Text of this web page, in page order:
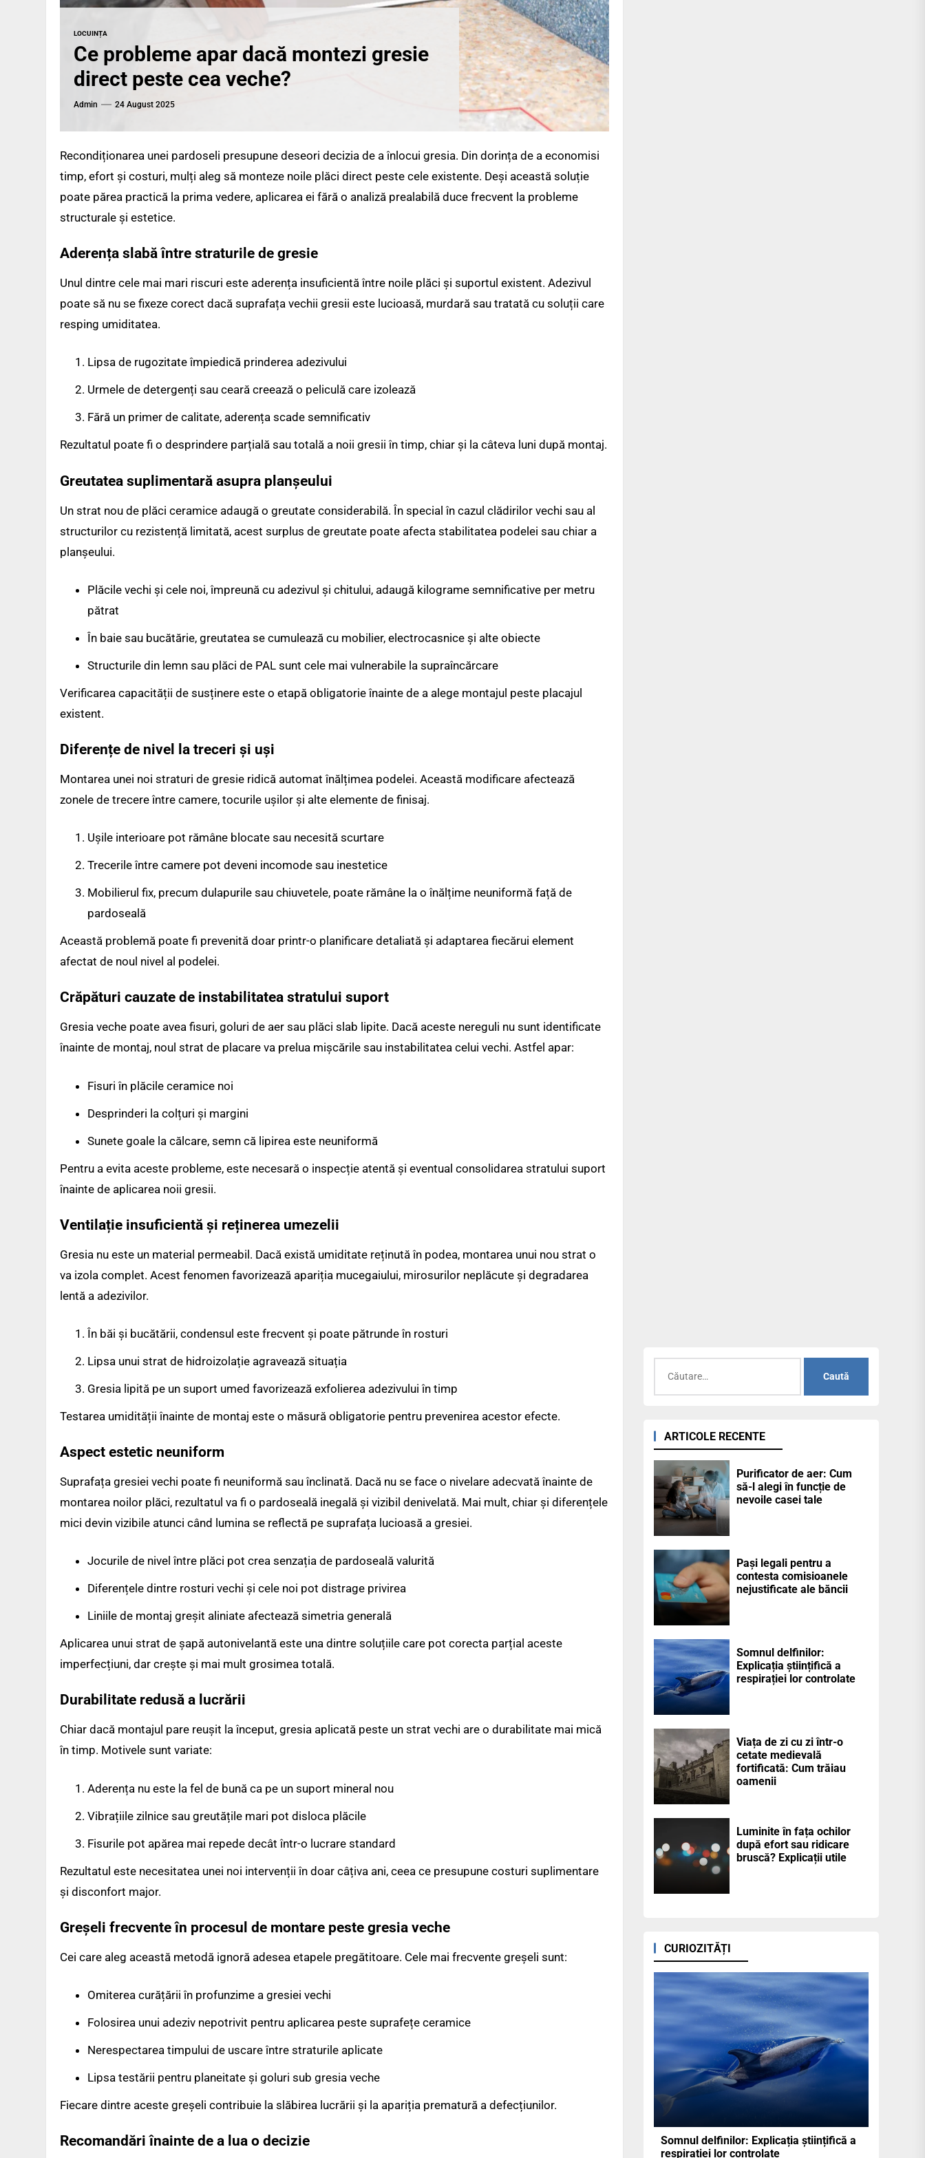
LOCUINȚA
Ce probleme apar dacă montezi gresie
direct peste cea veche?
Admin 24 August 2025
Recondiționarea unei pardoseli presupune deseori decizia de a înlocui gresia. Din dorința de a economisi
timp, efort și costuri, mulți aleg să monteze noile plăci direct peste cele existente. Deși această soluție
poate părea practică la prima vedere, aplicarea ei fără o analiză prealabilă duce frecvent la probleme
structurale și estetice.
Aderența slabă între straturile de gresie
Unul dintre cele mai mari riscuri este aderența insuficientă între noile plăci și suportul existent. Adezivul
poate să nu se fixeze corect dacă suprafața vechii gresii este lucioasă, murdară sau tratată cu soluții care
resping umiditatea.
Lipsa de rugozitate împiedică prinderea adezivului
Urmele de detergenți sau ceară creează o peliculă care izolează
Fără un primer de calitate, aderența scade semnificativ
Rezultatul poate fi o desprindere parțială sau totală a noii gresii în timp, chiar și la câteva luni după montaj.
Greutatea suplimentară asupra planșeului
Un strat nou de plăci ceramice adaugă o greutate considerabilă. În special în cazul clădirilor vechi sau al
structurilor cu rezistență limitată, acest surplus de greutate poate afecta stabilitatea podelei sau chiar a
planșeului.
Plăcile vechi și cele noi, împreună cu adezivul și chitului, adaugă kilograme semnificative per metru
pătrat
În baie sau bucătărie, greutatea se cumulează cu mobilier, electrocasnice și alte obiecte
Structurile din lemn sau plăci de PAL sunt cele mai vulnerabile la supraîncărcare
Verificarea capacității de susținere este o etapă obligatorie înainte de a alege montajul peste placajul
existent.
Diferențe de nivel la treceri și uși
Montarea unei noi straturi de gresie ridică automat înălțimea podelei. Această modificare afectează
zonele de trecere între camere, tocurile ușilor și alte elemente de finisaj.
Ușile interioare pot rămâne blocate sau necesită scurtare
Trecerile între camere pot deveni incomode sau inestetice
Mobilierul fix, precum dulapurile sau chiuvetele, poate rămâne la o înălțime neuniformă față de
pardoseală
Această problemă poate fi prevenită doar printr-o planificare detaliată și adaptarea fiecărui element
afectat de noul nivel al podelei.
Crăpături cauzate de instabilitatea stratului suport
Gresia veche poate avea fisuri, goluri de aer sau plăci slab lipite. Dacă aceste nereguli nu sunt identificate
înainte de montaj, noul strat de placare va prelua mișcările sau instabilitatea celui vechi. Astfel apar:
Fisuri în plăcile ceramice noi
Desprinderi la colțuri și margini
Sunete goale la călcare, semn că lipirea este neuniformă
Pentru a evita aceste probleme, este necesară o inspecție atentă și eventual consolidarea stratului suport
înainte de aplicarea noii gresii.
Ventilație insuficientă și reținerea umezelii
Gresia nu este un material permeabil. Dacă există umiditate reținută în podea, montarea unui nou strat o
va izola complet. Acest fenomen favorizează apariția mucegaiului, mirosurilor neplăcute și degradarea
lentă a adezivilor.
În băi și bucătării, condensul este frecvent și poate pătrunde în rosturi
Lipsa unui strat de hidroizolație agravează situația
Gresia lipită pe un suport umed favorizează exfolierea adezivului în timp
Testarea umidității înainte de montaj este o măsură obligatorie pentru prevenirea acestor efecte.
Aspect estetic neuniform
Suprafața gresiei vechi poate fi neuniformă sau înclinată. Dacă nu se face o nivelare adecvată înainte de
montarea noilor plăci, rezultatul va fi o pardoseală inegală și vizibil denivelată. Mai mult, chiar și diferențele
mici devin vizibile atunci când lumina se reflectă pe suprafața lucioasă a gresiei.
Jocurile de nivel între plăci pot crea senzația de pardoseală valurită
Diferențele dintre rosturi vechi și cele noi pot distrage privirea
Liniile de montaj greșit aliniate afectează simetria generală
Aplicarea unui strat de șapă autonivelantă este una dintre soluțiile care pot corecta parțial aceste
imperfecțiuni, dar crește și mai mult grosimea totală.
Durabilitate redusă a lucrării
Chiar dacă montajul pare reușit la început, gresia aplicată peste un strat vechi are o durabilitate mai mică
în timp. Motivele sunt variate:
Aderența nu este la fel de bună ca pe un suport mineral nou
Vibrațiile zilnice sau greutățile mari pot disloca plăcile
Fisurile pot apărea mai repede decât într-o lucrare standard
Rezultatul este necesitatea unei noi intervenții în doar câțiva ani, ceea ce presupune costuri suplimentare
și disconfort major.
Greșeli frecvente în procesul de montare peste gresia veche
Cei care aleg această metodă ignoră adesea etapele pregătitoare. Cele mai frecvente greșeli sunt:
Omiterea curățării în profunzime a gresiei vechi
Folosirea unui adeziv nepotrivit pentru aplicarea peste suprafețe ceramice
Nerespectarea timpului de uscare între straturile aplicate
Lipsa testării pentru planeitate și goluri sub gresia veche
Fiecare dintre aceste greșeli contribuie la slăbirea lucrării și la apariția prematură a defecțiunilor.
Recomandări înainte de a lua o decizie
după:
ARTICOLE RECENTE
Purificator de aer: Cum
să-l alegi în funcție de
nevoile casei tale
Pași legali pentru a
contesta comisioanele
nejustificate ale băncii
Somnul delfinilor:
Explicația științifică a
respirației lor controlate
Viața de zi cu zi într-o
cetate medievală
fortificată: Cum trăiau
oamenii
Luminite în fața ochilor
după efort sau ridicare
bruscă? Explicații utile
CURIOZITĂȚI
Somnul delfinilor: Explicația științifică a
respirației lor controlate